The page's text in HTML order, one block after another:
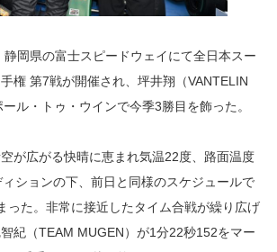
ポ
イ
ー
ダ
に
は
岡県の富士スピードウェイにて全日本スー
権 第7戦が開催され、坪井翔（VANTELIN
ル・トゥ・ウインで今季3勝目を飾った。
が広がる快晴に恵まれ気温22度、路面温度
ションの下、前日と同様のスケジュールで
った。非常に接近したタイム合戦が繰り広げ
紀（TEAM MUGEN）が1分22秒152をマー